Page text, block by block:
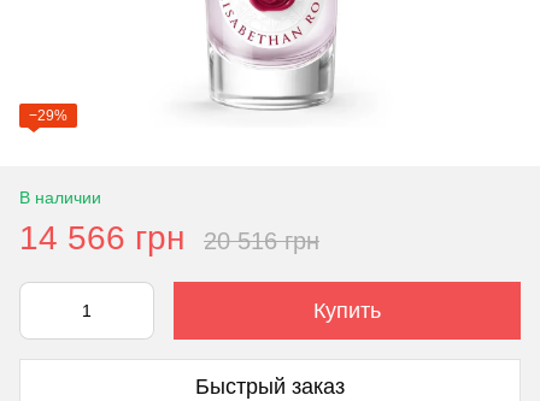
−29%
В наличии
14 566 грн 20 516 грн
Купить
Быстрый заказ